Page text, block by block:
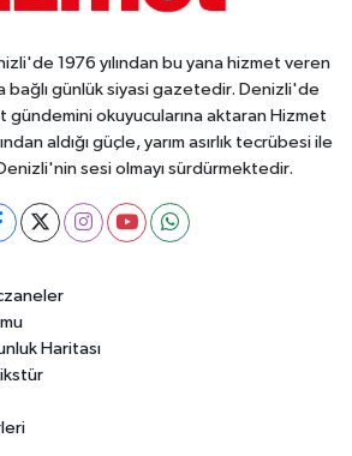
1976 yılından bu yana hizmet veren
bağlı günlük siyasi gazetedir. Denizli'de
gündemini okuyucularına aktaran Hizmet
aldığı güçle, yarım asırlık tecrübesi ile
sesi olmayı sürdürmektedir.
Haritası